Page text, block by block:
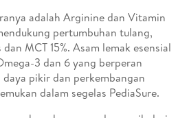
adalah Arginine dan Vitamin
pertumbuhan tulang,
MCT 15%. Asam lemak esensial
3 dan 6 yang berperan
pikir dan perkembangan
dalam segelas PediaSure.